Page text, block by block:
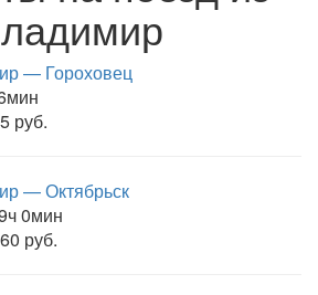
— Гороховец
руб.
— Октябрьск
0мин
руб.